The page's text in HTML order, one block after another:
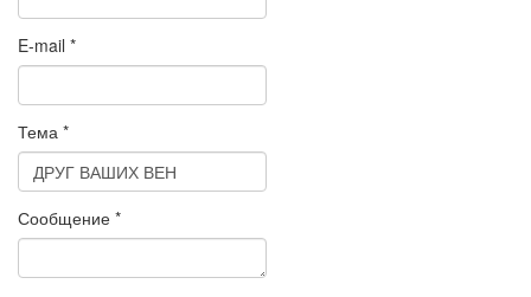
E-mail *
Тема *
Сообщение *